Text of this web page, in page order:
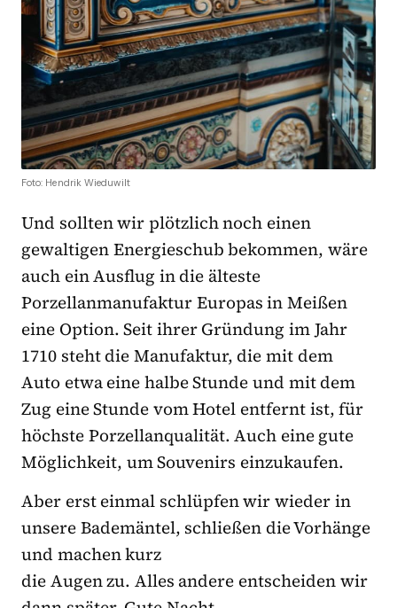
Foto: Hendrik Wieduwilt
Und sollten wir plötzlich noch einen
gewaltigen Energieschub bekommen, wäre
auch ein Ausflug in die älteste
Porzellanmanufaktur Europas in Meißen
eine Option. Seit ihrer Gründung im Jahr
1710 steht die Manufaktur, die mit dem
Auto etwa eine halbe Stunde und mit dem
Zug eine Stunde vom Hotel entfernt ist, für
höchste Porzellanqualität. Auch eine gute
Möglichkeit, um Souvenirs einzukaufen.
Aber erst einmal schlüpfen wir wieder in
unsere Bademäntel, schließen die Vorhänge
und machen kurz
die Augen zu. Alles andere entscheiden wir